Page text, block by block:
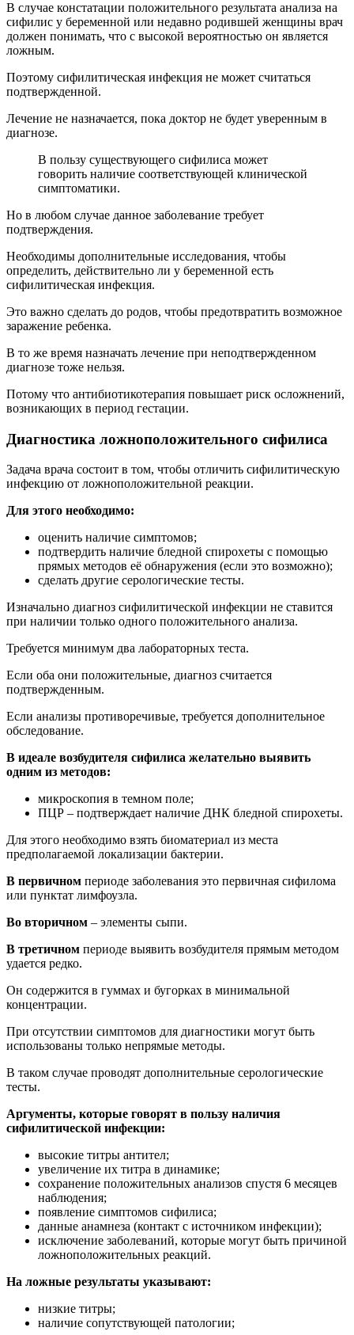
В случае констатации положительного результата анализа на
сифилис у беременной или недавно родившей женщины врач
должен понимать, что с высокой вероятностью он является
ложным.
Поэтому сифилитическая инфекция не может считаться
подтвержденной.
Лечение не назначается, пока доктор не будет уверенным в
диагнозе.
В пользу существующего сифилиса может
говорить наличие соответствующей клинической
симптоматики.
Но в любом случае данное заболевание требует
подтверждения.
Необходимы дополнительные исследования, чтобы
определить, действительно ли у беременной есть
сифилитическая инфекция.
Это важно сделать до родов, чтобы предотвратить возможное
заражение ребенка.
В то же время назначать лечение при неподтвержденном
диагнозе тоже нельзя.
Потому что антибиотикотерапия повышает риск осложнений,
возникающих в период гестации.
Диагностика ложноположительного сифилиса
Задача врача состоит в том, чтобы отличить сифилитическую
инфекцию от ложноположительной реакции.
Для этого необходимо:
оценить наличие симптомов;
подтвердить наличие бледной спирохеты с помощью
прямых методов её обнаружения (если это возможно);
сделать другие серологические тесты.
Изначально диагноз сифилитической инфекции не ставится
при наличии только одного положительного анализа.
Требуется минимум два лабораторных теста.
Если оба они положительные, диагноз считается
подтвержденным.
Если анализы противоречивые, требуется дополнительное
обследование.
В идеале возбудителя сифилиса желательно выявить
одним из методов:
микроскопия в темном поле;
ПЦР – подтверждает наличие ДНК бледной спирохеты.
Для этого необходимо взять биоматериал из места
предполагаемой локализации бактерии.
В первичном периоде заболевания это первичная сифилома
или пунктат лимфоузла.
Во вторичном – элементы сыпи.
В третичном периоде выявить возбудителя прямым методом
удается редко.
Он содержится в гуммах и бугорках в минимальной
концентрации.
При отсутствии симптомов для диагностики могут быть
использованы только непрямые методы.
В таком случае проводят дополнительные серологические
тесты.
Аргументы, которые говорят в пользу наличия
сифилитической инфекции:
высокие титры антител;
увеличение их титра в динамике;
сохранение положительных анализов спустя 6 месяцев
наблюдения;
появление симптомов сифилиса;
данные анамнеза (контакт с источником инфекции);
исключение заболеваний, которые могут быть причиной
ложноположительных реакций.
На ложные результаты указывают:
низкие титры;
наличие сопутствующей патологии;